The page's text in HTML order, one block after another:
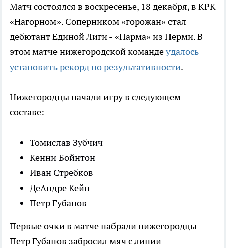
Матч состоялся в воскресенье, 18 декабря, в КРК
«Нагорном». Соперником «горожан» стал
дебютант Единой Лиги - «Парма» из Перми. В
этом матче нижегородской командеудалось
установить рекорд по результативности.
Нижегородцы начали игру в следующем
составе:
Томислав Зубчич
Кенни Бойнтон
Иван Стребков
ДеАндре Кейн
Петр Губанов
Первые очки в матче набрали нижегородцы –
Петр Губанов забросил мяч с линии